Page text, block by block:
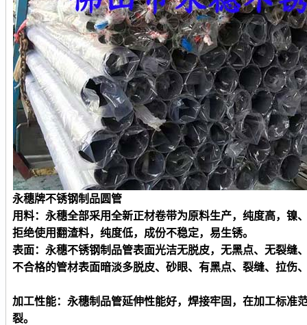
永穗牌不锈钢制品圆管
用料：永穗全部采用全新正材卷带为原料生产，纯度高，镍
拒绝使用翻渣料，纯度低，成份不稳定，易生锈。
表面：永穗不锈钢制品管表面光洁无脱皮，无黑点、无裂缝
不合格的管材表面暗淡多脱皮、砂眼、有黑点、裂缝、拉伤
加工性能：永穗制品管延伸性能好，焊接牢固，在加工标准
裂。